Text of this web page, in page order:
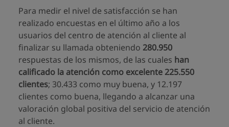
Para medir el nivel de satisfacción se han
realizado encuestas en el último año a los
usuarios del centro de atención al cliente al
finalizar su llamada obteniendo 280.950
respuestas de los mismos, de las cuales han
calificado la atención como excelente 225.550
clientes; 30.433 como muy buena, y 12.197
clientes como buena, llegando a alcanzar una
valoración global positiva del servicio de atención
al cliente.